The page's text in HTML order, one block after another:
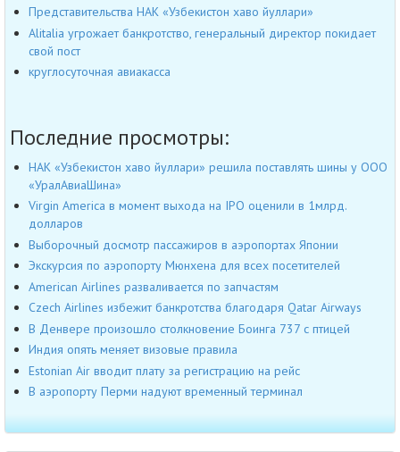
Представительства НАК «Узбекистон хаво йуллари»
Alitalia угрожает банкротство, генеральный директор покидает
свой пост
круглосуточная авиакасса
Последние просмотры:
НАК «Узбекистон хаво йуллари» решила поставлять шины у ООО
«УралАвиаШина»
Virgin America в момент выхода на IPO оценили в 1млрд.
долларов
Выборочный досмотр пассажиров в аэропортах Японии
Экскурсия по аэропорту Мюнхена для всех посетителей
American Airlines разваливается по запчастям
Czech Airlines избежит банкротства благодаря Qatar Airways
В Денвере произошло столкновение Боинга 737 с птицей
Индия опять меняет визовые правила
Estonian Air вводит плату за регистрацию на рейс
В аэропорту Перми надуют временный терминал